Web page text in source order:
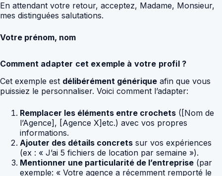
En attendant votre retour, acceptez, Madame, Monsieur,
mes distinguées salutations.
Votre prénom, nom
Comment adapter cet exemple à votre profil ?
Cet exemple est délibérément générique afin que vous
puissiez le personnaliser. Voici comment l’adapter:
Remplacer les éléments entre crochets ([Nom de
l’Agence], [Agence X]etc.) avec vos propres
informations.
Ajouter des détails concrets sur vos expériences
(ex : « J’ai 5 fichiers de location par semaine »).
Mentionner une particularité de l’entreprise (par
exemple: « Votre agence a récemment remporté le